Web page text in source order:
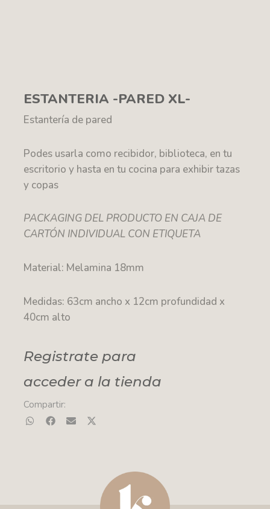
ESTANTERIA -PARED XL-
Estantería de pared
Podes usarla como recibidor, biblioteca, en tu
escritorio y hasta en tu cocina para exhibir tazas
y copas
PACKAGING DEL PRODUCTO EN CAJA DE
CARTÓN INDIVIDUAL CON ETIQUETA
Material: Melamina 18mm
Medidas: 63cm ancho x 12cm profundidad x
40cm alto
Registrate para
acceder a la tienda
Compartir: